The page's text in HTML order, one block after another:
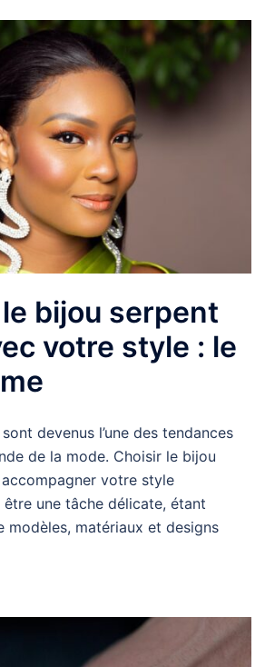
bijou serpent
votre style : le
devenus l’une des tendances
de la mode. Choisir le bijou
votre style
une tâche délicate, étant
modèles, matériaux et designs